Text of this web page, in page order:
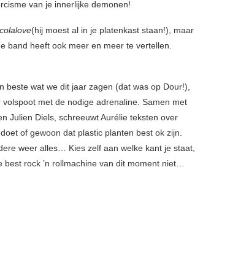
van je innerlijke demonen!
(hij moest al in je platenkast staan!), maar
band heeft ook meer en meer te vertellen.
beste wat we dit jaar zagen (dat was op Dour!),
met de nodige adrenaline. Samen met
Julien Diels, schreeuwt Aurélie teksten over
of gewoon dat plastic planten best ok zijn.
weer alles… Kies zelf aan welke kant je staat,
rock ’n rollmachine van dit moment niet…